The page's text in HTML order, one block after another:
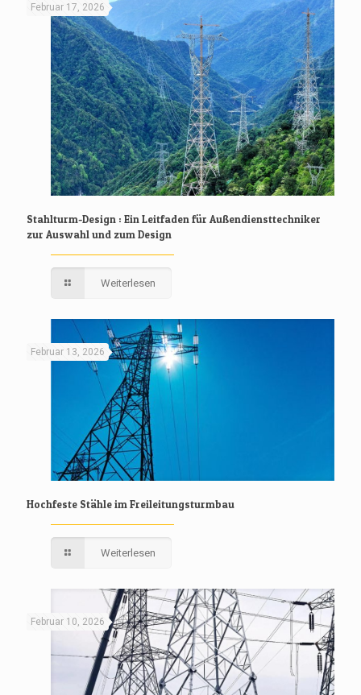
Februar 17, 2026
Stahlturm-Design : Ein Leitfaden für Außendiensttechniker
zur Auswahl und zum Design
Weiterlesen
Februar 13, 2026
Hochfeste Stähle im Freileitungsturmbau
Weiterlesen
Februar 10, 2026